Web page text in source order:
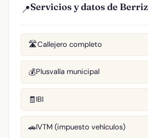
📍Servicios y datos de Berriz
🛣️Callejero completo
💰Plusvalía municipal
🧾IBI
🚗IVTM (impuesto vehículos)